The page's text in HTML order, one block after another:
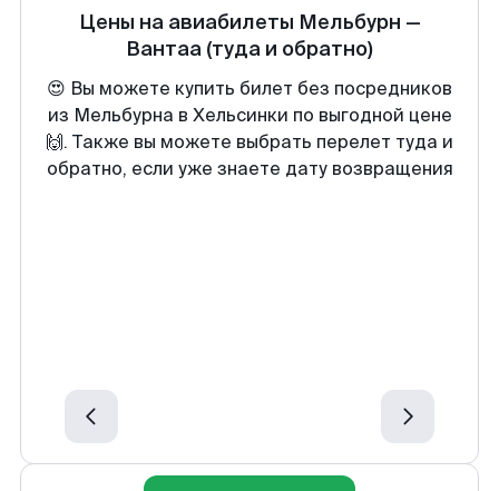
Цены на авиабилеты Мельбурн —
Вантаа (туда и обратно)
😍 Вы можете купить билет без посредников
из Мельбурна в Хельсинки по выгодной цене
🙌. Также вы можете выбрать перелет туда и
обратно, если уже знаете дату возвращения